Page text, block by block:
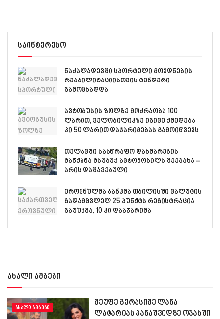
საინტერესო
ნაძალადევში სპორტული მოედნების
რეაბილიტაციისთვის ტენდერი
გამოცხადდა
ავტობუსის ზოლზე მოძრაობა 100
ლარით, ველობილიკზე იგივე ქმედება
კი 50 ლარით დაჯარიმებას გამოიწვევს
თელავში სასწრაფო დახმარების
მანქანა მსუბუქ ავტომობილს შეეჯახა –
არის დაშავებული
ეროვნულმა ბანკმა თბილისში ვალუტის
გადამცვლელ 25 პუნქტს რეგისტრაცია
გაუუქმა, 10 კი დააჯარიმა
ახალი ამბები
ᲐᲮᲐᲚᲘ ᲐᲛᲑᲔᲑᲘ
მეუფე გერასიმე ლანა
ლატარიას პანაშვიდზე ოჯახში